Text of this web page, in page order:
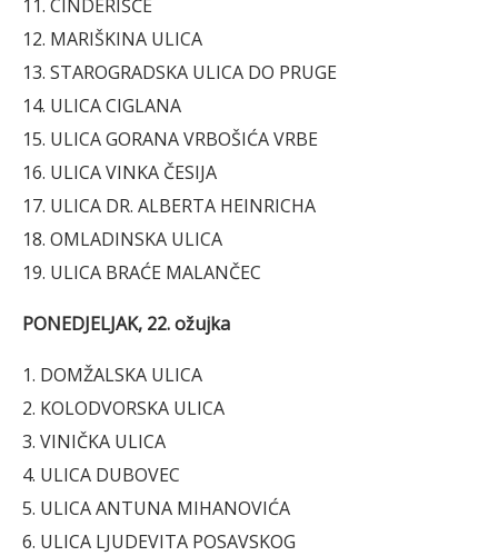
11. CINDERIŠĆE
12. MARIŠKINA ULICA
13. STAROGRADSKA ULICA DO PRUGE
14. ULICA CIGLANA
15. ULICA GORANA VRBOŠIĆA VRBE
16. ULICA VINKA ČESIJA
17. ULICA DR. ALBERTA HEINRICHA
18. OMLADINSKA ULICA
19. ULICA BRAĆE MALANČEC
PONEDJELJAK, 22. ožujka
1. DOMŽALSKA ULICA
2. KOLODVORSKA ULICA
3. VINIČKA ULICA
4. ULICA DUBOVEC
5. ULICA ANTUNA MIHANOVIĆA
6. ULICA LJUDEVITA POSAVSKOG